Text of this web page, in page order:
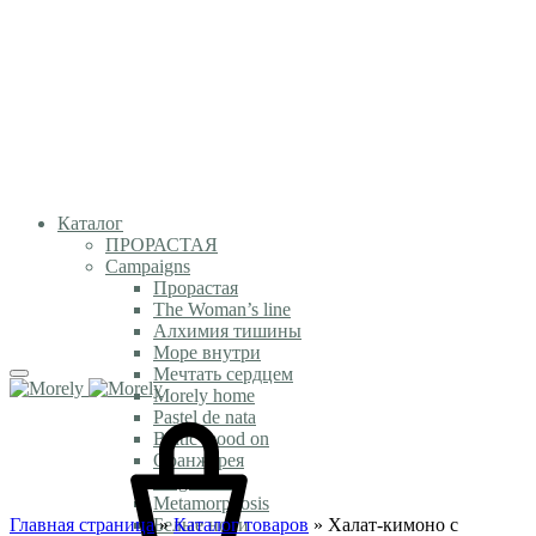
Каталог
ПРОРАСТАЯ
Campaigns
Прорастая
The Woman’s line
Алхимия тишины
Море внутри
Мечтать сердцем
Morely home
Pastel de nata
Baltic mood on
Оранжерея
Magic time
Metamorphosis
Белые ночи
Главная страница»Каталог товаров » Халат-кимоно с